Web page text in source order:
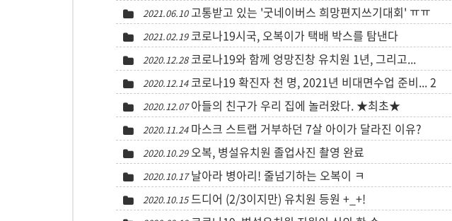
2021.06.10 고통받고 있는 '굿네이버스 희망편지쓰기대회' ㅠㅠ
2021.02.19 코로나19시국, 오복이가 택배 박스를 탐낸다
2020.12.28 코로나19와 함께 엉망진창 유치원 1년, 그리고...
2020.12.14 코로나19 확진자 천 명, 2021년 비대면수업 준비...2
2020.12.07 아들의 친구가 우리 집에 놀러왔다. ★최초★
2020.11.24 마스크 스트랩 거부하던 7살 아이가 달라진 이유?
2020.10.29 오복, 병설유치원 졸업사진 촬영 완료
2020.10.17 날아라 병아리! 줄넘기하는 오복이 ㅋ
2020.10.15 드디어 (2/3이지만) 유치원 등원 +_+!